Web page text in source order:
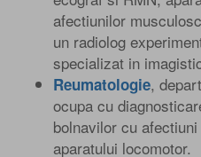
afectiunilor
un radiolog
specializat in
Reumatologie,
ocupa cu
bolnavilor cu
aparatului locomotor.